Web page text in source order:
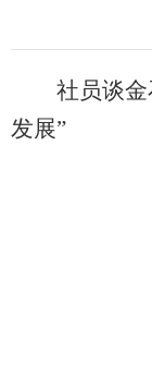
社员谈金
发展”